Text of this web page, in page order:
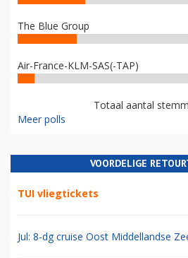
The Blue Group
Air-France-KLM-SAS(-TAP)
Totaal aantal
Meer polls
VOORDELIGE
TUI vliegtickets
Jul: 8-dg cruise Oost Middellandse